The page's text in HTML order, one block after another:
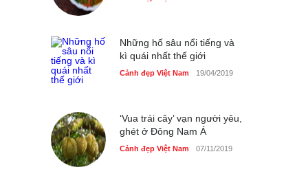
Những hố sâu nổi tiếng và
kì quái nhất thế giới
Cảnh đẹp Việt Nam 19/04/2019
‘Vua trái cây’ vạn người yêu,
ghét ở Đông Nam Á
Cảnh đẹp Việt Nam 07/11/2019